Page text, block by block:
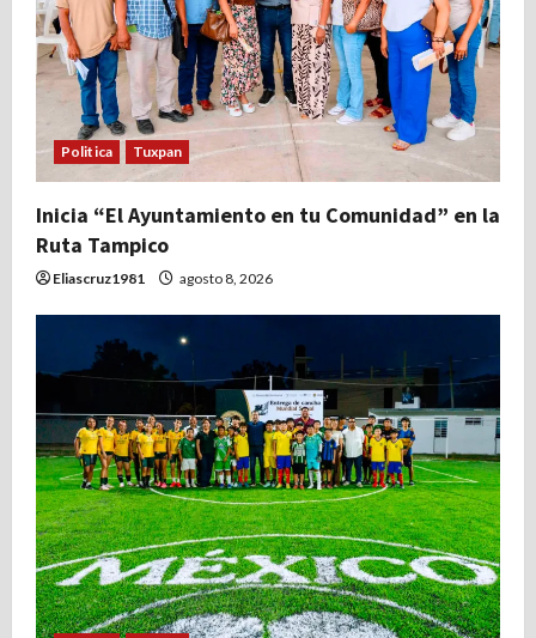
Politica Tuxpan
Inicia “El Ayuntamiento en tu Comunidad” en la
Ruta Tampico
Eliascruz1981 agosto 8, 2026